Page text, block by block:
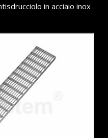
in acciaio inox